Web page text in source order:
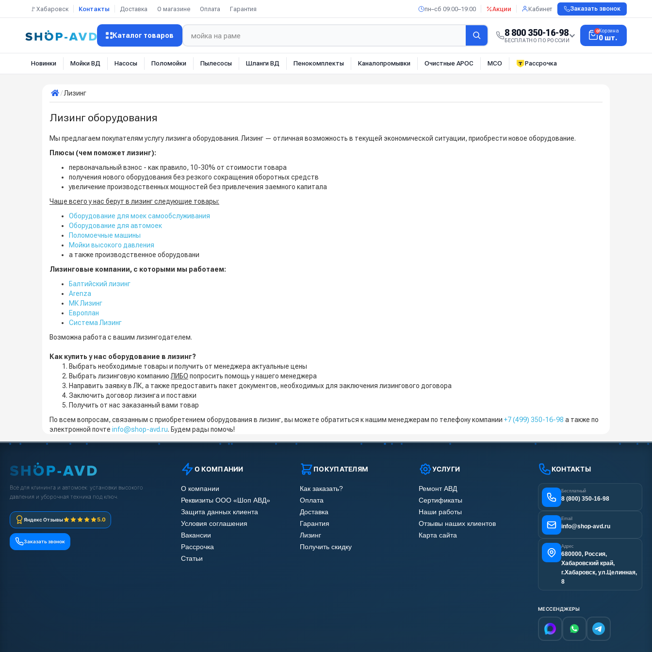
🚩Хабаровск Контакты Доставка О магазине Оплата Гарантия пн–сб 09:00–19:00 Акции Кабинет Заказать звонок
Каталог товаров 8 800 350-16-98
БЕСПЛАТНО ПО РОССИИ
0Корзина
0 шт.
Новинки Мойки ВД Насосы Поломойки Пылесосы Шланги ВД Пенокомплекты Каналопромывки Очистные АРОС МСО Рассрочка
Лизинг
Лизинг оборудования
Мы предлагаем покупателям услугу лизинга оборудования. Лизинг — отличная возможность в текущей экономической ситуации, приобрести новое оборудование.
Плюсы (чем поможет лизинг):
первоначальный взнос - как правило, 10-30% от стоимости товара
получения нового оборудования без резкого сокращения оборотных средств
увеличение производственных мощностей без привлечения заемного капитала
Чаще всего у нас берут в лизинг следующие товары:
Оборудование для моек самообслуживания
Оборудование для автомоек
Поломоечные машины
Мойки высокого давления
а также производственное оборудовани
Лизинговые компании, с которыми мы работаем:
Балтийский лизинг
Arenza
МК Лизинг
Европлан
Система Лизинг
Возможна работа с вашим лизингодателем.
Как купить у нас оборудование в лизинг?
Выбрать необходимые товары и получить от менеджера актуальные цены
Выбрать лизинговую компанию ЛИБО попросить помощь у нашего менеджера
Направить заявку в ЛК, а также предоставить пакет документов, необходимых для заключения лизингового договора
Заключить договор лизинга и поставки
Получить от нас заказанный вами товар
По всем вопросам, связанным с приобретением оборудования в лизинг, вы можете обратиться к нашим менеджерам по телефону компании +7 (499) 350-16-98 а также по
электронной почте info@shop-avd.ru. Будем рады помочь!
Всё для клининга и автомоек: установки высокого
давления и уборочная техника под ключ.
Яндекс Отзывы 5.0
Заказать звонок
О КОМПАНИИ
О компании
Реквизиты ООО «Шоп АВД»
Защита данных клиента
Условия соглашения
Вакансии
Рассрочка
Статьи
ПОКУПАТЕЛЯМ
Как заказать?
Оплата
Доставка
Гарантия
Лизинг
Получить скидку
УСЛУГИ
Ремонт АВД
Сертификаты
Наши работы
Отзывы наших клиентов
Карта сайта
КОНТАКТЫ
Бесплатный
8 (800) 350-16-98
Email
info@shop-avd.ru
Адрес
680000, Россия,
Хабаровский край,
г.Хабаровск, ул.Целинная,
8
МЕССЕНДЖЕРЫ